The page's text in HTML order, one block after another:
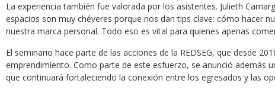
La experiencia también fue valorada por los asistentes. Julieth
espacios son muy chéveres porque nos dan tips clave: cómo hacer
nuestra marca personal. Todo eso es vital para quienes apenas
El seminario hace parte de las acciones de la REDSEG, que desde
emprendimiento. Como parte de este esfuerzo, se anunció además
que continuará fortaleciendo la conexión entre los egresados y las